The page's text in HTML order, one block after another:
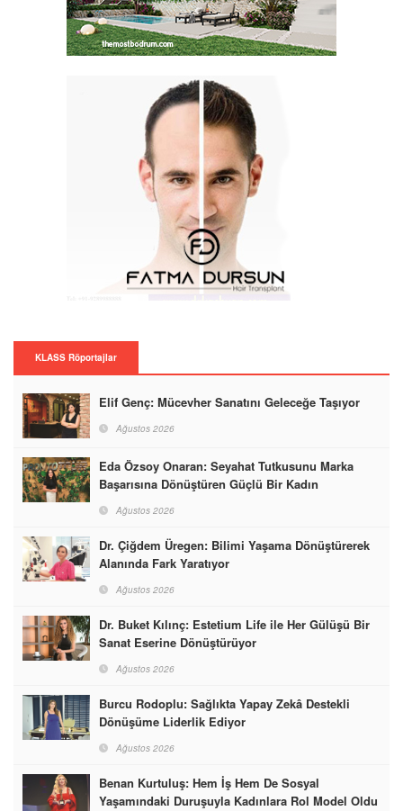
KLASS Röportajlar
Elif Genç: Mücevher Sanatını Geleceğe Taşıyor
Ağustos 2026
Eda Özsoy Onaran: Seyahat Tutkusunu Marka
Başarısına Dönüştüren Güçlü Bir Kadın
Ağustos 2026
Dr. Çiğdem Üregen: Bilimi Yaşama Dönüştürerek
Alanında Fark Yaratıyor
Ağustos 2026
Dr. Buket Kılınç: Estetium Life ile Her Gülüşü Bir
Sanat Eserine Dönüştürüyor
Ağustos 2026
Burcu Rodoplu: Sağlıkta Yapay Zekâ Destekli
Dönüşüme Liderlik Ediyor
Ağustos 2026
Benan Kurtuluş: Hem İş Hem De Sosyal
Yaşamındaki Duruşuyla Kadınlara Rol Model Oldu